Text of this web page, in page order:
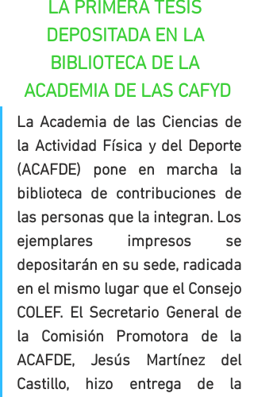
LA PRIMERA TESIS
DEPOSITADA EN LA
BIBLIOTECA DE LA
ACADEMIA DE LAS CAFYD
La Academia de las Ciencias de
la Actividad Física y del Deporte
(ACAFDE) pone en marcha la
biblioteca de contribuciones de
las personas que la integran. Los
ejemplares impresos se
depositarán en su sede, radicada
en el mismo lugar que el Consejo
COLEF. El Secretario General de
la Comisión Promotora de la
ACAFDE, Jesús Martínez del
Castillo, hizo entrega de la